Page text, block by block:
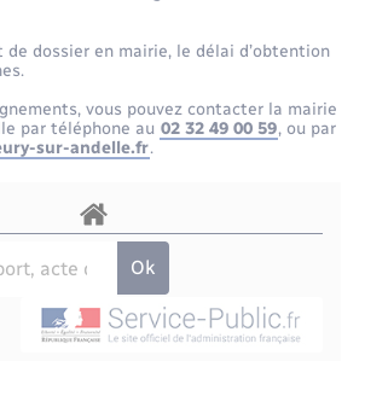
- Citoyenneté
d’occupation de l’espace
de communes
de dossier en mairie, le délai d’obtention
vous pouvez contacter la mairie
par téléphone au 02 32 49 00 59, ou par
sur-andelle.fr.